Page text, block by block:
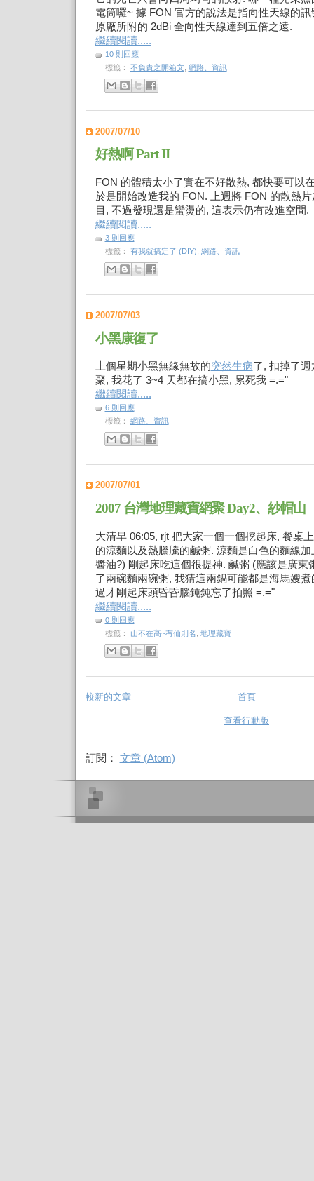
電筒囉~ 據 FON 官方的說法是指向性天線的
原廠所附的 2dBi 全向性天線達到五倍之遠.
繼續閱讀.....
10 則回應
標籤： 不負責之開箱文 網路、資訊
2007/07/10
好熱啊 Part II
FON 的體積太小了實在不好散熱, 都快要可以
於是開始改造我的 FON. 上週將 FON 的散熱
目, 不過發現還是蠻燙的, 這表示仍有改進空間.
繼續閱讀.....
3 則回應
標籤： 有我就搞定了 (DIY) 網路、資訊
2007/07/03
小黑康復了
上個星期小黑無緣無故的突然生病了, 扣掉了
聚, 我花了 3~4 天都在搞小黑, 累死我 =.="
繼續閱讀.....
6 則回應
標籤： 網路、資訊
2007/07/01
2007 台灣地理藏寶網聚 Day2、紗帽山
大清早 06:05, rjt 把大家一個一個挖起床, 餐桌
的涼麵以及熱騰騰的鹹粥. 涼麵是白色的麵線
醬油?) 剛起床吃這個很提神. 鹹粥 (應該是廣東
了兩碗麵兩碗粥, 我猜這兩鍋可能都是海馬嫂
過才剛起床頭昏昏腦鈍鈍忘了拍照 =.="
繼續閱讀.....
0 則回應
標籤：
山不在高~有仙則名 地理藏寶
較新的文章 首頁
查看行動版
訂閱： 文章 (Atom)